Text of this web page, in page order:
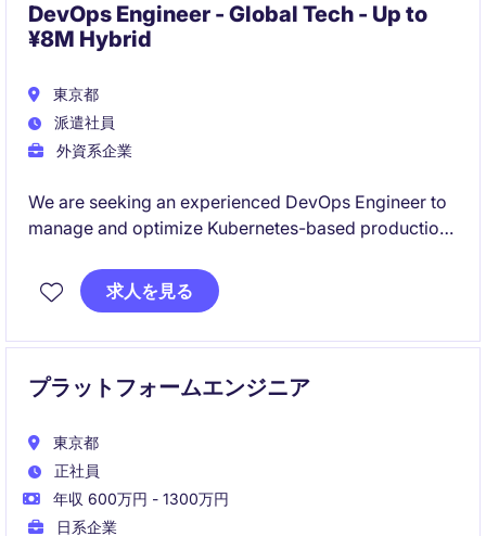
DevOps Engineer - Global Tech - Up to
¥8M Hybrid
東京都
派遣社員
外資系企業
We are seeking an experienced DevOps Engineer to
manage and optimize Kubernetes-based production
services. This role combines infrastructure
operations, automation, performance optimization,
求人を見る
プラットフォームエンジニア
東京都
正社員
年収 600万円 - 1300万円
日系企業